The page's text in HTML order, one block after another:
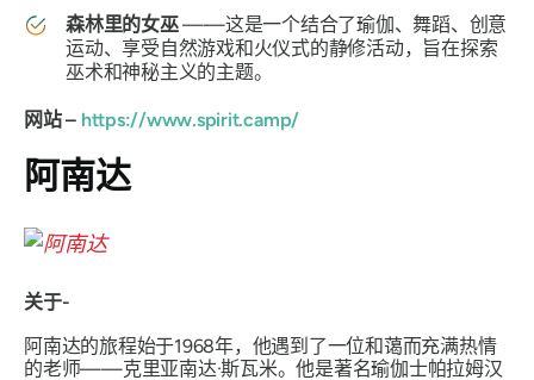
森林里的女巫——这是一个结合了瑜伽、舞蹈、创意
运动、享受自然游戏和火仪式的静修活动，旨在探索
巫术和神秘主义的主题。
网站 – https://www.spirit.camp/
阿南达
关于-
阿南达的旅程始于1968年，他遇到了一位和蔼而充满热情
的老师——克里亚南达·斯瓦米。他是著名瑜伽士帕拉姆汉